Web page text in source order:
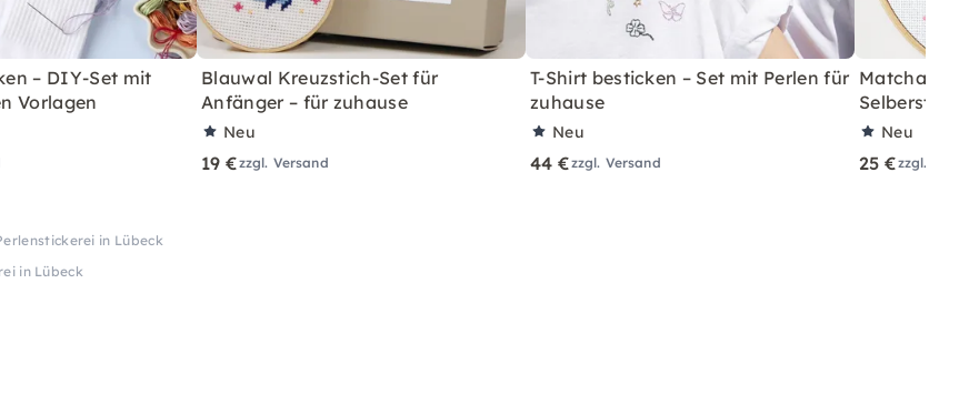
– DIY-Set mit
Vorlagen
Blauwal Kreuzstich-Set für
Anfänger – für zuhause
Neu
19 €zzgl. Versand
T-Shirt besticken – Set mit Perlen für
zuhause
Neu
44 €zzgl. Versand
Matcha
Selbersticken
Neu
25 €zzgl.
in Lübeck
in Lübeck